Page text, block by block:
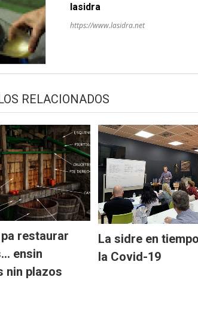
lasidra
https://www.lasidra.net
RELACIONADOS
restaurar
ensin
nin plazos
La sidre en
la Covid-19